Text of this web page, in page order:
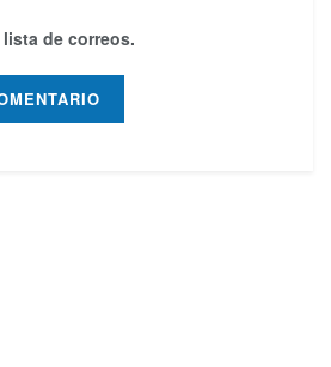
de correos.